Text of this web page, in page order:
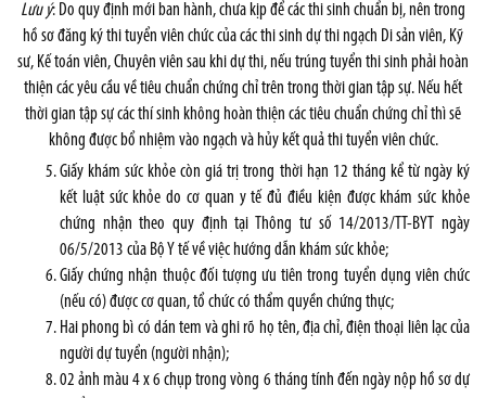
Lưu ý: Do quy định mới ban hành, chưa kịp để các thi sinh chuẩn bị, nên trong
hồ sơ đăng ký thi tuyển viên chức của các thi sinh dự thi ngạch Di sản viên, Kỹ
sư, Kế toán viên, Chuyên viên sau khi dự thi, nếu trúng tuyển thi sinh phải hoàn
thiện các yêu cầu về tiêu chuẩn chứng chỉ trên trong thời gian tập sự. Nếu hết
thời gian tập sự các thí sinh không hoàn thiện các tiêu chuẩn chứng chỉ thì sẽ
không được bổ nhiệm vào ngạch và hủy kết quả thi tuyển viên chức.
Giấy khám sức khỏe còn giá trị trong thời hạn 12 tháng kể từ ngày ký
kết luật sức khỏe do cơ quan y tế đủ điều kiện được khám sức khỏe
chứng nhận theo quy định tại Thông tư số 14/2013/TT-BYT ngày
06/5/2013 của Bộ Y tế về việc hướng dẫn khám sức khỏe;
Giấy chứng nhận thuộc đối tượng ưu tiên trong tuyển dụng viên chức
(nếu có) được cơ quan, tổ chức có thẩm quyền chứng thực;
Hai phong bì có dán tem và ghi rõ họ tên, địa chỉ, điện thoại liên lạc của
người dự tuyển (người nhận);
02 ảnh màu 4 x 6 chụp trong vòng 6 tháng tính đến ngày nộp hồ sơ dự